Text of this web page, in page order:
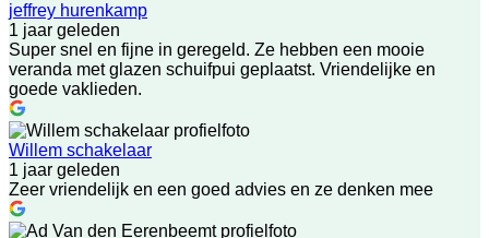
jeffrey hurenkamp
1 jaar geleden
Super snel en fijne in geregeld. Ze hebben een mooie
veranda met glazen schuifpui geplaatst. Vriendelijke en
goede vaklieden.
Willem schakelaar
1 jaar geleden
Zeer vriendelijk en een goed advies en ze denken mee